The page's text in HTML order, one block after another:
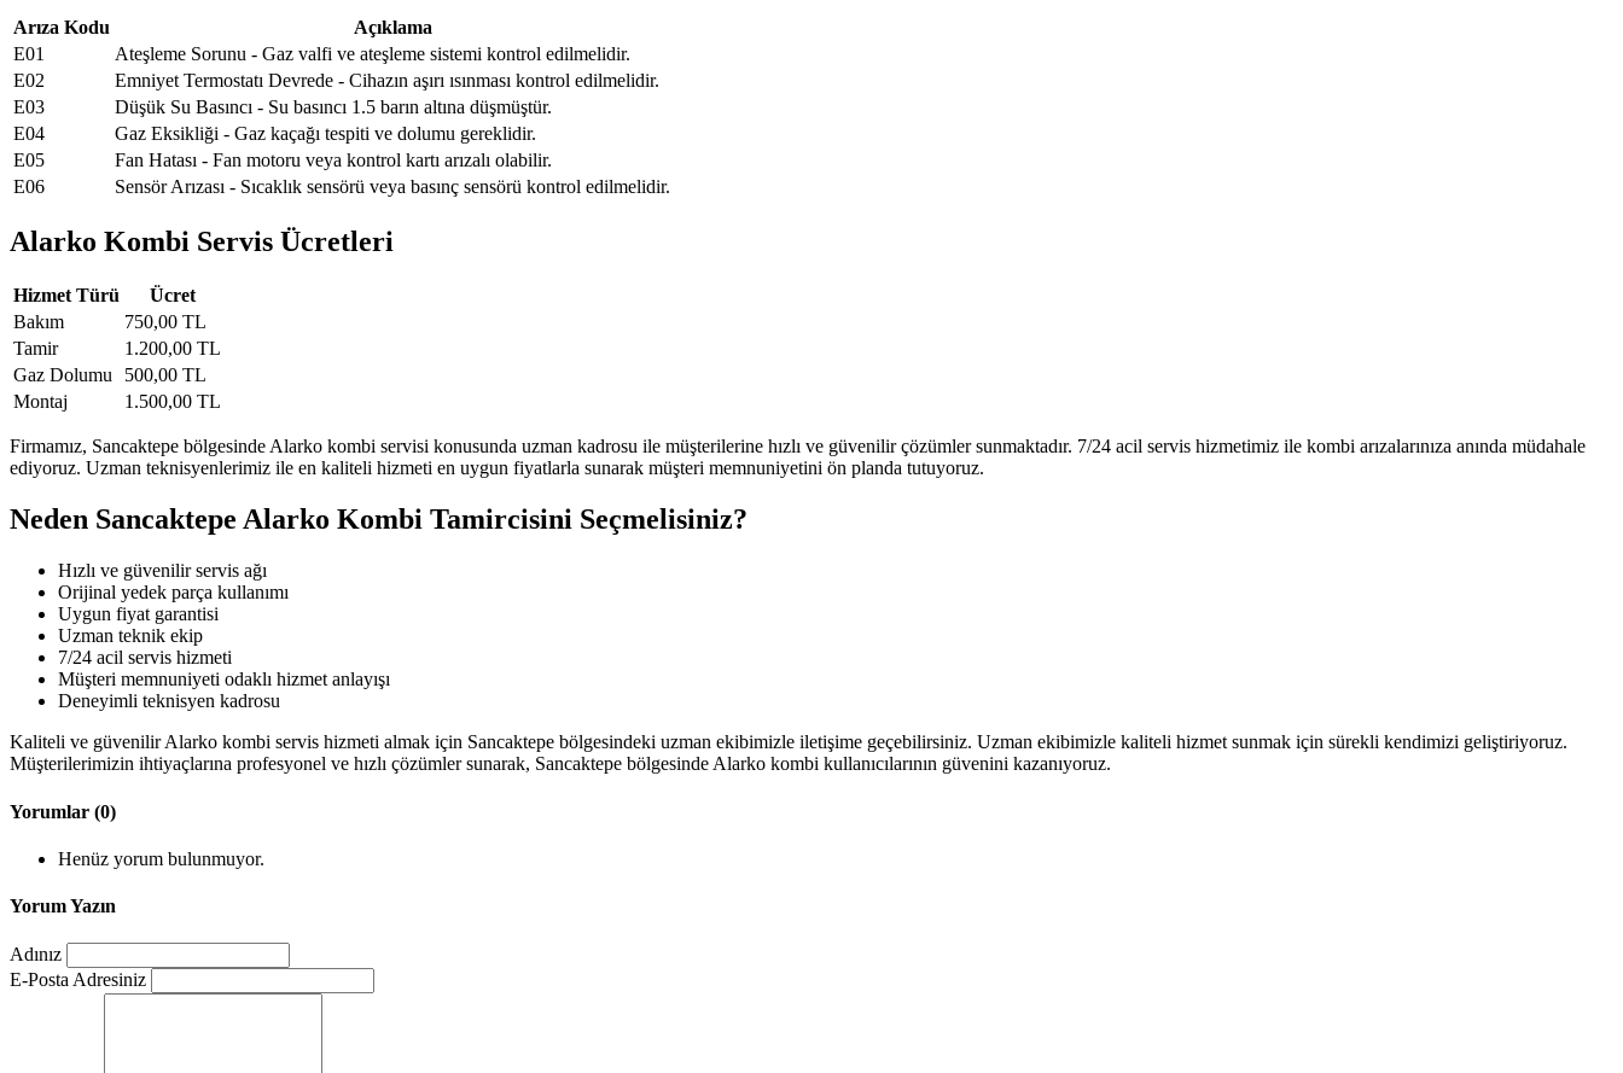
Arıza Kodu
Açıklama
E01
Ateşleme Sorunu - Gaz valfi ve ateşleme sistemi kontrol edilmelidir.
E02
Emniyet Termostatı Devrede - Cihazın aşırı ısınması kontrol edilmelidir.
E03
Düşük Su Basıncı - Su basıncı 1.5 barın altına düşmüştür.
E04
Gaz Eksikliği - Gaz kaçağı tespiti ve dolumu gereklidir.
E05
Fan Hatası - Fan motoru veya kontrol kartı arızalı olabilir.
E06
Sensör Arızası - Sıcaklık sensörü veya basınç sensörü kontrol edilmelidir.
Alarko Kombi Servis Ücretleri
Hizmet Türü
Ücret
Bakım
750,00 TL
Tamir
1.200,00 TL
Gaz Dolumu
500,00 TL
Montaj
1.500,00 TL
Firmamız, Sancaktepe bölgesinde Alarko kombi servisi konusunda uzman kadrosu ile müşterilerine hızlı ve güvenilir çözümler sunmaktadır. 7/24 acil servis hizmetimiz ile kombi arızalarınıza anında müdahale
ediyoruz. Uzman teknisyenlerimiz ile en kaliteli hizmeti en uygun fiyatlarla sunarak müşteri memnuniyetini ön planda tutuyoruz.
Neden Sancaktepe Alarko Kombi Tamircisini Seçmelisiniz?
Hızlı ve güvenilir servis ağı
Orijinal yedek parça kullanımı
Uygun fiyat garantisi
Uzman teknik ekip
7/24 acil servis hizmeti
Müşteri memnuniyeti odaklı hizmet anlayışı
Deneyimli teknisyen kadrosu
Kaliteli ve güvenilir Alarko kombi servis hizmeti almak için Sancaktepe bölgesindeki uzman ekibimizle iletişime geçebilirsiniz. Uzman ekibimizle kaliteli hizmet sunmak için sürekli kendimizi geliştiriyoruz.
Müşterilerimizin ihtiyaçlarına profesyonel ve hızlı çözümler sunarak, Sancaktepe bölgesinde Alarko kombi kullanıcılarının güvenini kazanıyoruz.
Yorumlar (0)
Henüz yorum bulunmuyor.
Yorum Yazın
Adınız
E-Posta Adresiniz